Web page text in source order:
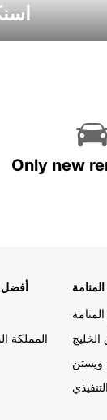
Only new
أفضل
المملكة
الخليج
ويستن